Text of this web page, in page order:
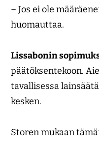
– Jos ei ole
huomauttaa.
Lissabonin
päätöksentekoon.
tavallisessa
kesken.
Storen mukaan